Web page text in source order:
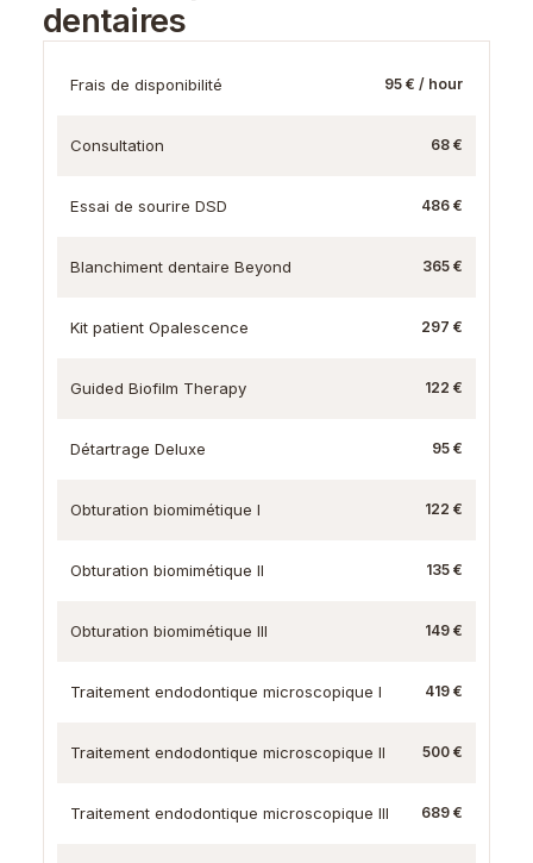
dentaires
Frais de disponibilité 95 € / hour
Consultation 68 €
Essai de sourire DSD 486 €
Blanchiment dentaire Beyond 365 €
Kit patient Opalescence 297 €
Guided Biofilm Therapy 122 €
Détartrage Deluxe 95 €
Obturation biomimétique I 122 €
Obturation biomimétique II 135 €
Obturation biomimétique III 149 €
Traitement endodontique microscopique I 419 €
Traitement endodontique microscopique II 500 €
Traitement endodontique microscopique III 689 €